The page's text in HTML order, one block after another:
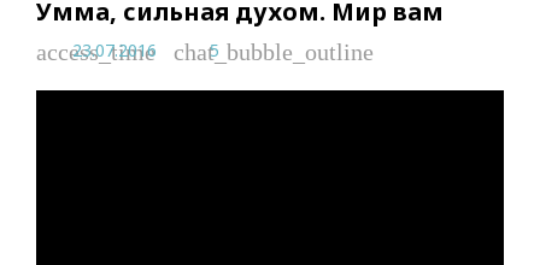
Умма, сильная духом. Мир вам
access_time
23.07.2016 chat_bubble_outline
5